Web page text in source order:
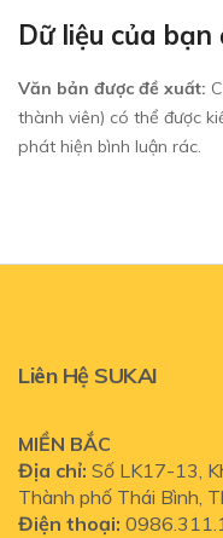
Dữ liệu của
Văn bản được đề xuất:
thành viên) có thể được
phát hiện bình luận rác.
Liên Hệ SUKAI
MIỀN BẮC
Địa chỉ: Số LK17-13,
Thành phố Thái Bình,
Điện thoại: